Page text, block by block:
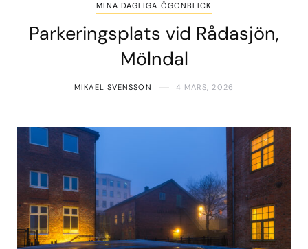
MINA DAGLIGA ÖGONBLICK
Parkeringsplats vid Rådasjön,
Mölndal
MIKAEL SVENSSON 4 MARS, 2026